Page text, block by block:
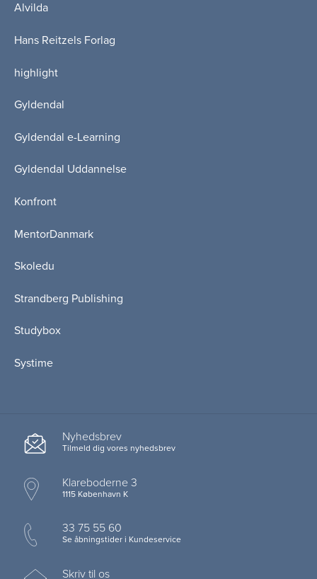
Alvilda
Hans Reitzels Forlag
highlight
Gyldendal
Gyldendal e-Learning
Gyldendal Uddannelse
Konfront
MentorDanmark
Skoledu
Strandberg Publishing
Studybox
Systime
Nyhedsbrev
Tilmeld dig vores nyhedsbrev
Klareboderne 3
1115 København K
33 75 55 60
Se åbningstider i Kundeservice
Skriv til os